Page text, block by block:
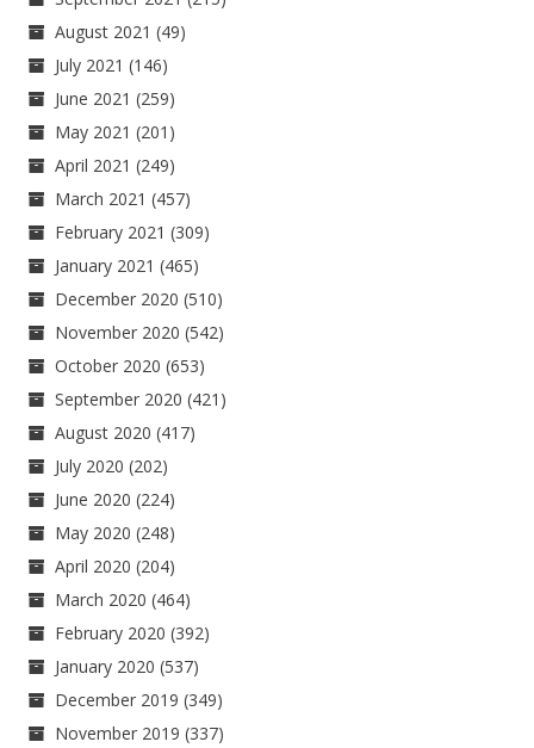
August 2021 (49)
July 2021 (146)
June 2021 (259)
May 2021 (201)
April 2021 (249)
March 2021 (457)
February 2021 (309)
January 2021 (465)
December 2020 (510)
November 2020 (542)
October 2020 (653)
September 2020 (421)
August 2020 (417)
July 2020 (202)
June 2020 (224)
May 2020 (248)
April 2020 (204)
March 2020 (464)
February 2020 (392)
January 2020 (537)
December 2019 (349)
November 2019 (337)